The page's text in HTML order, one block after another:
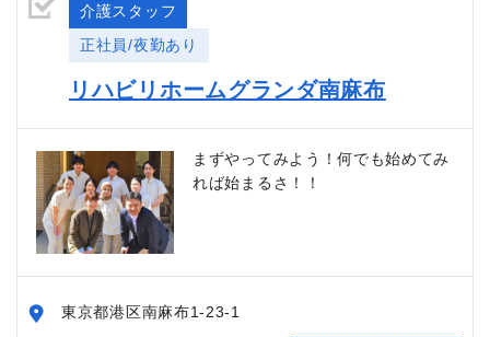
介護スタッフ
正社員/夜勤あり
リハビリホームグランダ南麻布
まずやってみよう！何でも始めてみ
れば始まるさ！！
東京都港区南麻布1-23-1